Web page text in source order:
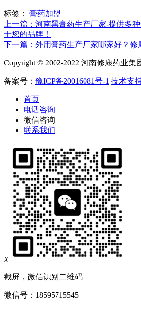
标签：
膏药加盟
上一篇：河南黑膏药生产厂家-提供多
于您的品牌！
下一篇：外用膏药生产厂家哪家好？修
Copyright © 2002-2022 河南修康药业集
备案号： 豫ICP备20016081号-1 技术支
首页
电话咨询
微信咨询
联系我们
X
截屏，微信识别二维码
微信号： 18595715545